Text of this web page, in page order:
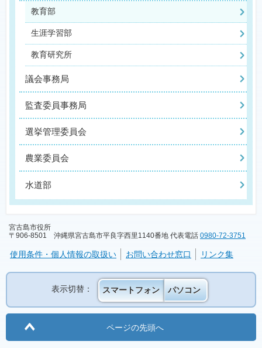
教育部
生涯学習部
教育研究所
議会事務局
監査委員事務局
選挙管理委員会
農業委員会
水道部
宮古島市役所
〒906-8501 沖縄県宮古島市平良字西里1140番地 代表電話 0980-72-3751
使用条件・個人情報の取扱い お問い合わせ窓口 リンク集
表示切替： スマートフォン パソコン
ページの先頭へ